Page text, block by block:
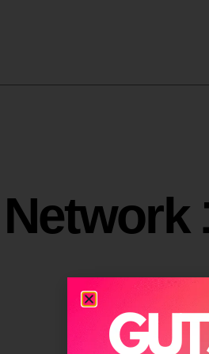
אפקט בנג'מין באטן בשילוב Network